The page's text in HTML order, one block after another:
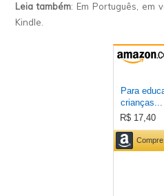
Leia também: Em Português, em
Kindle.